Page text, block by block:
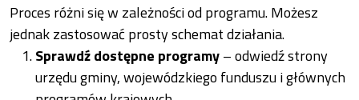
Proces różni się w zależności od programu. Możesz
jednak zastosować prosty schemat działania.
Sprawdź dostępne programy– odwiedź strony
urzędu gminy, wojewódzkiego funduszu i głównych